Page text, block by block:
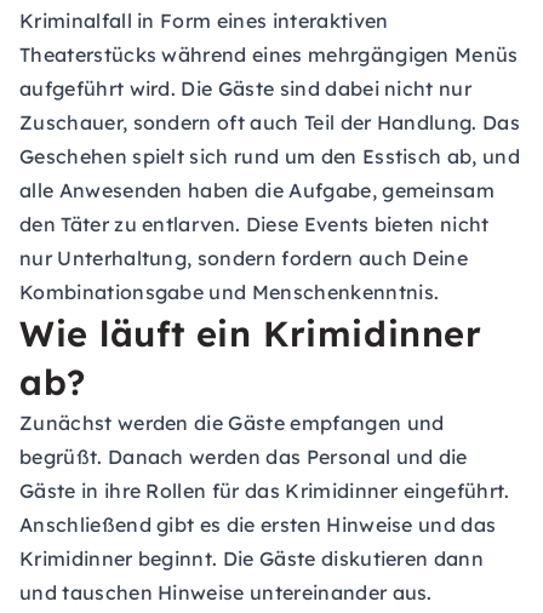
Kriminalfall in Form eines interaktiven
Theaterstücks während eines mehrgängigen Menüs
aufgeführt wird. Die Gäste sind dabei nicht nur
Zuschauer, sondern oft auch Teil der Handlung. Das
Geschehen spielt sich rund um den Esstisch ab, und
alle Anwesenden haben die Aufgabe, gemeinsam
den Täter zu entlarven. Diese Events bieten nicht
nur Unterhaltung, sondern fordern auch Deine
Kombinationsgabe und Menschenkenntnis.
Wie läuft ein Krimidinner
ab?
Zunächst werden die Gäste empfangen und
begrüßt. Danach werden das Personal und die
Gäste in ihre Rollen für das Krimidinner eingeführt.
Anschließend gibt es die ersten Hinweise und das
Krimidinner beginnt. Die Gäste diskutieren dann
und tauschen Hinweise untereinander aus.